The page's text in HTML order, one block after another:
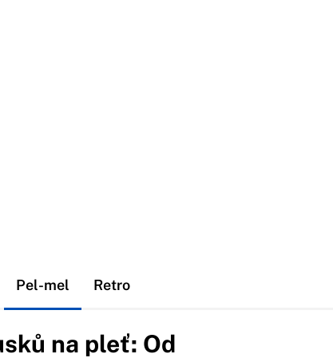
Pel-mel Retro
na pleť: Od